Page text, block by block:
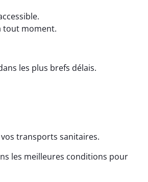
tout moment.
les plus brefs délais.
transports sanitaires.
les meilleures conditions pour